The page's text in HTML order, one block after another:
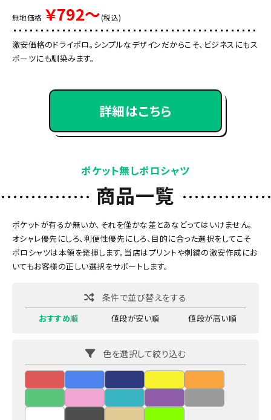
無地価格 ￥792～(税込)
激安価格のドライポロ。シンプルなデザインだからこそ、ビジネスにもス
ポーツにも馴染みます。
詳細はこちら
ポケット無しポロシャツ
商品一覧
ポケットが有るか無いか、それを僅かな差とあなどってはいけません。
オシャレ優先にしろ、利便性優先にしろ、目的に合った選択をしてこそ
ポロシャツは本領を発揮します。当店はプリントや刺繍の激安作成にお
いてもお客様の正しい選択をサポートします。
条件で並び替えをする
おすすめ順 値段が安い順 値段が高い順
色を選択して絞り込む